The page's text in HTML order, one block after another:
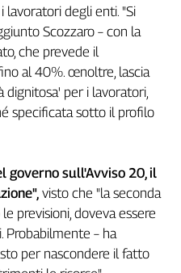
lavoratori degli enti. "Si
Scozzaro – con la
che prevede il
al 40%. œnoltre, lascia
per i lavoratori,
specificata sotto il profilo
governo sull'Avviso 20, il
visto che "la seconda
previsioni, doveva essere
Probabilmente – ha
per nascondere il fatto